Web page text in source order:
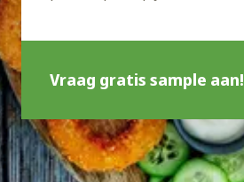
Vraag gratis sample aan!